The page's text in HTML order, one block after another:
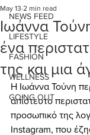
NEWS FEED
LIFESTYLE
FASHION
WELLNESS
GOING OUT
Ιωάννα
ένα
της και μια
May 13 2 min read
Η Ιωάννα Τούνη
απίστευτο
προσωπικό της
Instagram, που